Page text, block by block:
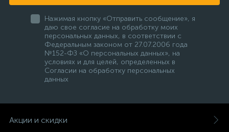
Нажимая кнопку «Отправить сообщение», я
даю свое согласие на обработку моих
персональных данных, в соответствии с
Федеральным законом от 27.07.2006 года
№152-ФЗ «О персональных данных», на
условиях и для целей, определенных в
Согласии на обработку персональных
данных
Акции и скидки